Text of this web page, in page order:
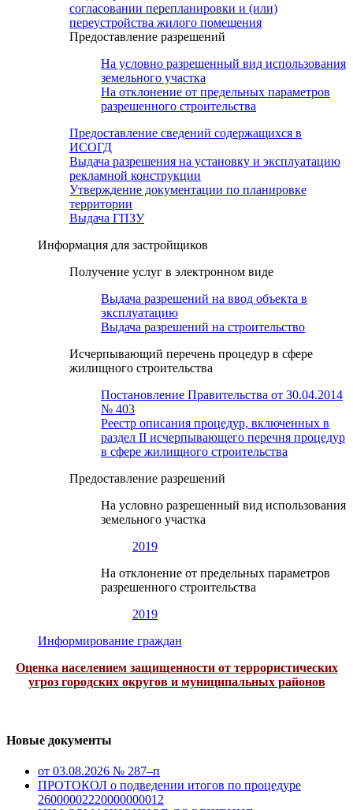
согласовании перепланировки и (или)
переустройства жилого помещения
Предоставление разрешений
На условно разрешенный вид использования
земельного участка
На отклонение от предельных параметров
разрешенного строительства
Предоставление сведений содержащихся в
ИСОГД
Выдача разрешения на установку и эксплуатацию
рекламной конструкции
Утверждение документации по планировке
территории
Выдача ГПЗУ
Информация для застройщиков
Получение услуг в электронном виде
Выдача разрешений на ввод объекта в
эксплуатацию
Выдача разрешений на строительство
Исчерпывающий перечень процедур в сфере
жилищного строительства
Постановление Правительства от 30.04.2014
№ 403
Реестр описания процедур, включенных в
раздел II исчерпывающего перечня процедур
в сфере жилищного строительства
Предоставление разрешений
На условно разрешенный вид использования
земельного участка
2019
На отклонение от предельных параметров
разрешенного строительства
2019
Информирование граждан
Оценка населением защищенности от террористических
угроз городских округов и муниципальных районов
Новые документы
от 03.08.2026 № 287–п
ПРОТОКОЛ о подведении итогов по процедуре
26000002220000000012